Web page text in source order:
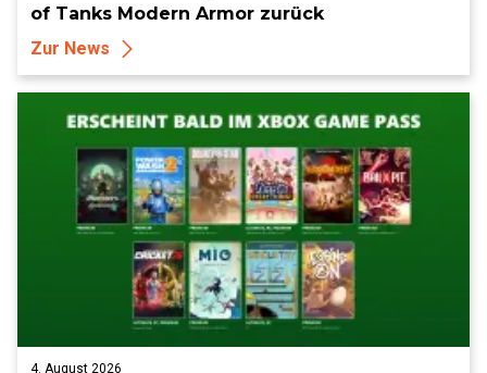
of Tanks Modern Armor zurück
Zur News
4. August 2026